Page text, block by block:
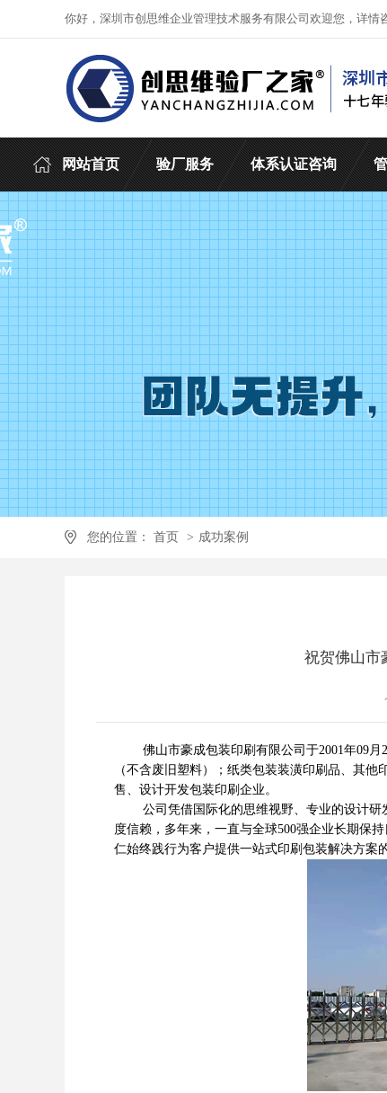
你好，深圳市创思维企业管理技术服务有限公司欢迎您，详情
网站首页 验厂服务 体系认证咨询
您的位置： 首页 > 成功案例
祝贺佛山市
佛山市豪成包装印刷有限公司于2001年09月
（不含废旧塑料）；纸类包装装潢印刷品、其
售、设计开发包装印刷企业。
公司凭借国际化的思维视野、专业的设计研
度信赖，多年来，一直与全球500强企业长期保
仁始终践行为客户提供一站式印刷包装解决方案